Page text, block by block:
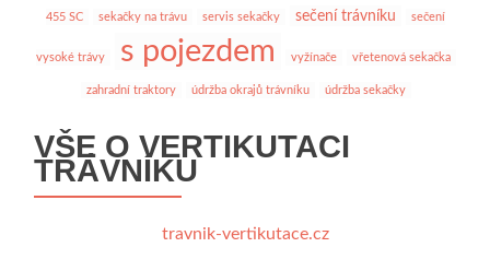
455 SC sekačky na trávu servis sekačky sečení trávníku sečení
vysoké trávy s pojezdem vyžínače vřetenová sekačka
zahradní traktory údržba okrajů trávníku údržba sekačky
VŠE O VERTIKUTACI
TRÁVNÍKU
travnik-vertikutace.cz